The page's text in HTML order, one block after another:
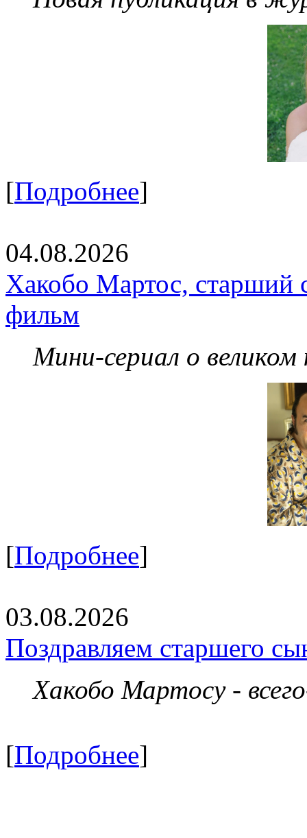
[Подробнее]
04.08.2026
Хакобо Мартос, старший
фильм
Мини-сериал о великом
[Подробнее]
03.08.2026
Поздравляем старшего
Хакобо Мартосу -
[Подробнее]